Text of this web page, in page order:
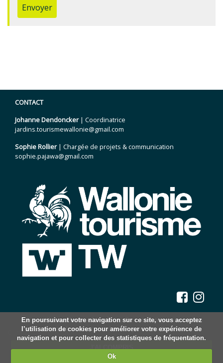
Envoyer
CONTACT
Johanne Dendoncker| Coordinatrice
jardins.tourismewallonie@gmail.com
Sophie Rollier| Chargée de projets & communication
sophie.pajawa@gmail.com
© Parcs et Jardins de Wallonie, 2026.
Mentions légales
Statuts
Nous utilisons des cookies à des fins statistiques, nous ne
stockons aucune donnée personnelle.
J'AI COMPRIS
En poursuivant votre navigation sur ce site, vous acceptez
l’utilisation de cookies pour améliorer votre expérience de
navigation et pour collecter des statistiques de fréquentation.
Ok